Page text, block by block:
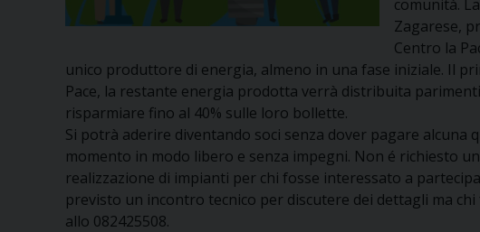
comunità.
Zagarese,
Centro la
unico produttore di energia, almeno in una fase iniziale. Il
Pace, la restante energia prodotta verrà distribuita
risparmiare fino al 40% sulle loro bollette.
Si potrà aderire diventando soci senza dover pagare
momento in modo libero e senza impegni. Non é richiesto
realizzazione di impianti per chi fosse interessato a
previsto un incontro tecnico per discutere dei dettagli ma
allo 082425508.